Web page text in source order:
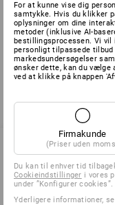
Du
For at kunne vise dig
samtykke. Hvis du klikker
oplysninger om dine
metoder (inklusive AI-
bestillingsprocessen. Vi
personligt tilpassede tilbud
markedsundersøgelser
ønsker dette, kan du vælge
ved at klikke på knappen
Firmakunde
(Priser uden
Du kan til enhver tid
Cookieindstillinger i vores
under ”Konfigurer cookies”.
Yderligere informationer, se